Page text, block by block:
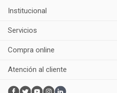
Institucional
Servicios
Compra online
Atención al cliente